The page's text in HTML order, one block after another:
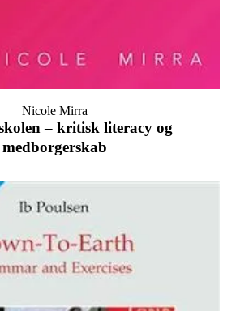
– kritisk literacy og
medborgerskab
Nicole Mirra